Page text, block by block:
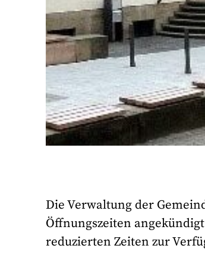
Die Verwaltung der
Öffnungszeiten
reduzierten Zeiten zur